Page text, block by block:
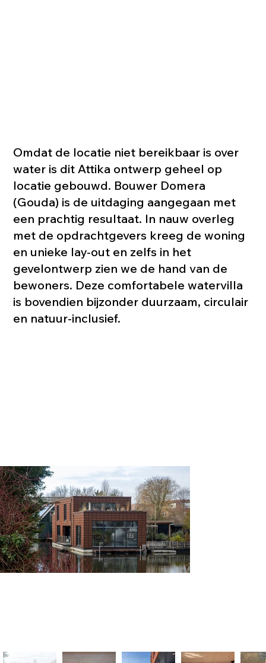
Omdat de locatie niet bereikbaar is over
water is dit Attika ontwerp geheel op
locatie gebouwd. Bouwer Domera
(Gouda) is de uitdaging aangegaan met
een prachtig resultaat. In nauw overleg
met de opdrachtgevers kreeg de woning
en unieke lay-out en zelfs in het
gevelontwerp zien we de hand van de
bewoners. Deze comfortabele watervilla
is bovendien bijzonder duurzaam, circulair
en natuur-inclusief.